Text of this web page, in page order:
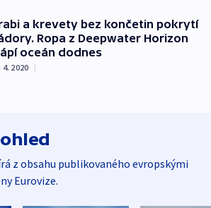
a krevety bez končetin pokrytí
Ropa z Deepwater Horizon
oceán dodnes
4. 2020 |
z obsahu publikovaného evropskými
Eurovize.